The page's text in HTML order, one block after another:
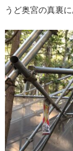
うど奥宮の真裏に